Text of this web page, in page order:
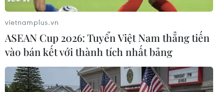
TIN LIÊN QUAN
vietnamplus.vn
ASEAN Cup 2026: Tuyển Việt Nam thẳng tiến
vào bán kết với thành tích nhất bảng